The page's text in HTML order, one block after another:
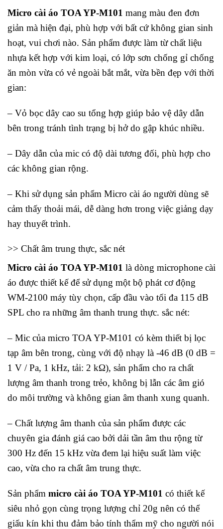
Micro cài áo TOA YP-M101 mang màu đen đơn
giản mà hiện đại, phù hợp với bất cứ không gian sinh
hoạt, vui chơi nào. Sản phẩm được làm từ chất liệu
nhựa kết hợp với kim loại, có lớp sơn chống gỉ chống
ăn mòn vừa có vẻ ngoài bắt mắt, vừa bền đẹp với thời
gian:
– Vỏ bọc dây cao su tổng hợp giúp bảo vệ dây dẫn
bên trong tránh tình trạng bị hở do gập khúc nhiều.
– Dây dẫn của mic có độ dài tương đối, phù hợp cho
các không gian rộng.
– Khi sử dụng sản phẩm Micro cài áo người dùng sẽ
cảm thấy thoải mái, dễ dàng hơn trong việc giảng dạy
hay thuyết trình.
>> Chất âm trung thực, sắc nét
Micro cài áo TOA YP-M101 là dòng microphone cài
áo được thiết kế để sử dụng một bộ phát cơ động
WM-2100 máy tùy chọn, cấp đầu vào tối đa 115 dB
SPL cho ra những âm thanh trung thực. sắc nét:
– Mic của micro TOA YP-M101 có kèm thiết bị lọc
tạp âm bên trong, cùng với độ nhạy là -46 dB (0 dB =
1 V / Pa, 1 kHz, tải: 2 kΩ), sản phẩm cho ra chất
lượng âm thanh trong trẻo, không bị lẫn các âm gió
do môi trường và không gian âm thanh xung quanh.
– Chất lượng âm thanh của sản phẩm được các
chuyên gia đánh giá cao bởi dải tần âm thu rộng từ
300 Hz đến 15 kHz vừa đem lại hiệu suất làm việc
cao, vừa cho ra chất âm trung thực.
Sản phẩm micro cài áo TOA YP-M101 có thiết kế
siêu nhỏ gọn cùng trọng lượng chỉ 20g nên có thể
giấu kín khi thu đảm bảo tính thẩm mỹ cho người nói